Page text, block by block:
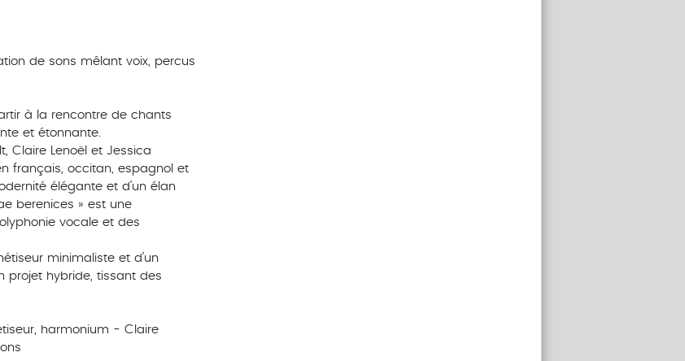
de sons mêlant voix, percus
à la rencontre de chants
et étonnante.
Claire Lenoël et Jessica
français, occitan, espagnol et
élégante et d’un élan
berenices » est une
vocale et des
minimaliste et d’un
projet hybride, tissant des
harmonium - Claire